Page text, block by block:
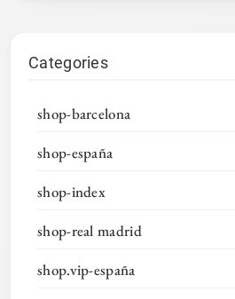
Categories
shop-barcelona
shop-españa
shop-index
shop-real madrid
shop.vip-españa